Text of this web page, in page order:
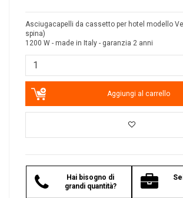
Asciugacapelli da cassetto per hotel modello
spina)
1200 W - made in Italy - garanzia 2 anni
Aggiungi al carrello
Hai bisogno di
grandi quantità?